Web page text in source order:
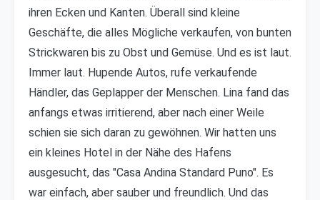
ihren Ecken und Kanten. Überall sind kleine
Geschäfte, die alles Mögliche verkaufen, von bunten
Strickwaren bis zu Obst und Gemüse. Und es ist laut.
Immer laut. Hupende Autos, rufe verkaufende
Händler, das Geplapper der Menschen. Lina fand das
anfangs etwas irritierend, aber nach einer Weile
schien sie sich daran zu gewöhnen. Wir hatten uns
ein kleines Hotel in der Nähe des Hafens
ausgesucht, das "Casa Andina Standard Puno". Es
war einfach, aber sauber und freundlich. Und das